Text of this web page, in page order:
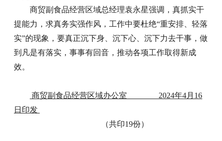
商贸副食品经营区域总经理袁永星强调，真抓实干
提能力，求真务实强作风，工作中要杜绝“重安排、轻落
实”的现象，要真正沉下身、沉下心、沉下力去干事，做
到凡是有落实，事事有回音，推动各项工作取得新成
效。
商贸副食品经营区域办公室 2024年4月16
日印发
（共印19份）